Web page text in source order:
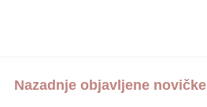
Nazadnje objavljene novičke